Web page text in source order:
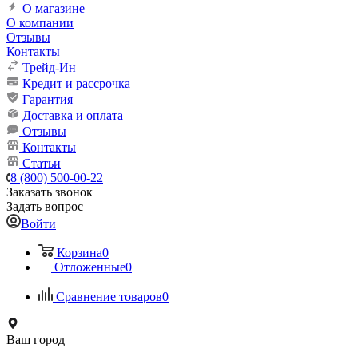
О магазине
О компании
Отзывы
Контакты
Трейд-Ин
Кредит и рассрочка
Гарантия
Доставка и оплата
Отзывы
Контакты
Статьи
8 (800) 500-00-22
Заказать звонок
Задать вопрос
Войти
Корзина0
Отложенные0
Сравнение товаров0
Ваш город